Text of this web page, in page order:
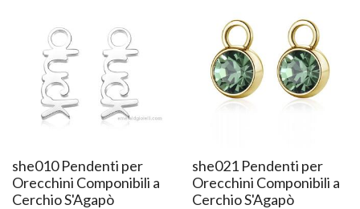
she010 Pendenti per
Orecchini Componibili a
Cerchio S'Agapò
she021 Pendenti per
Orecchini Componibili a
Cerchio S'Agapò